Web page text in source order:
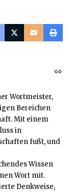
Wortmeister,
Bereichen
Mit einem
in
fußt, und
Wissen
Wort mit.
Denkweise,